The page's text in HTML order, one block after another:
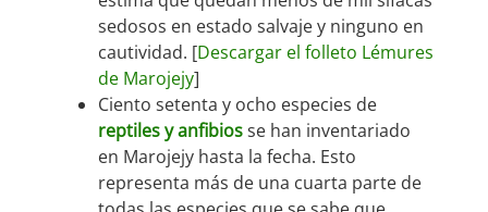
sedosos en estado salvaje y ninguno en
cautividad. [Descargar el folleto Lémures
de Marojejy]
Ciento setenta y ocho especies de
reptiles y anfibiosse han inventariado
en Marojejy hasta la fecha. Esto
representa más de una cuarta parte de